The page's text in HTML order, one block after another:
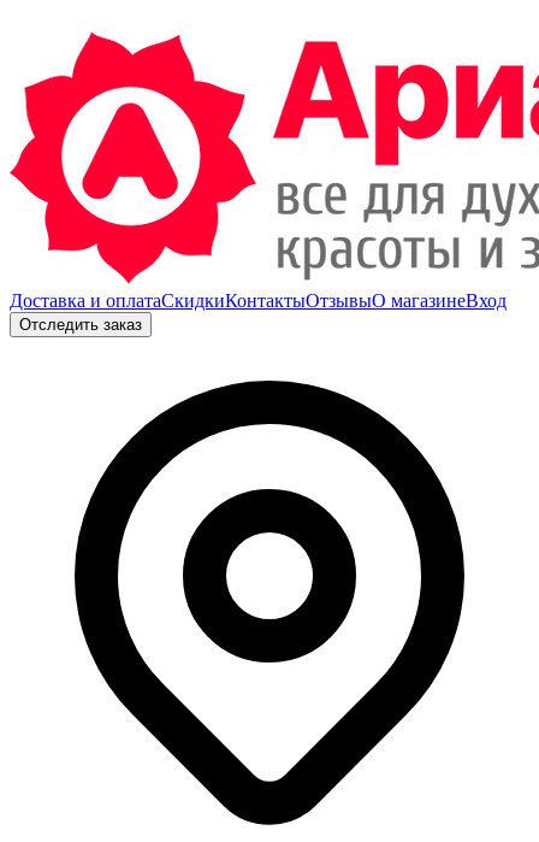
Доставка и оплатаСкидкиКонтактыОтзывыО магазинеВход
Отследить заказ